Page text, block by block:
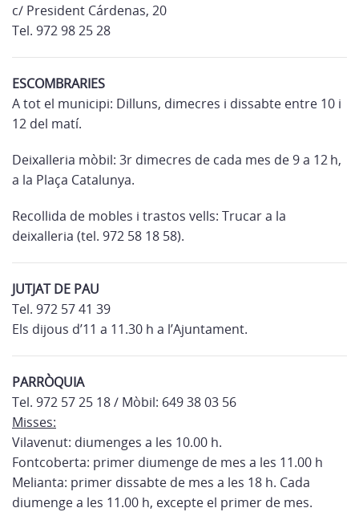
c/ President Cárdenas, 20
Tel. 972 98 25 28
ESCOMBRARIES
A tot el municipi: Dilluns, dimecres i dissabte entre 10 i
12 del matí.
Deixalleria mòbil: 3r dimecres de cada mes de 9 a 12 h,
a la Plaça Catalunya.
Recollida de mobles i trastos vells: Trucar a la
deixalleria (tel. 972 58 18 58).
JUTJAT DE PAU
Tel. 972 57 41 39
Els dijous d’11 a 11.30 h a l’Ajuntament.
PARRÒQUIA
Tel. 972 57 25 18 / Mòbil: 649 38 03 56
Misses:
Vilavenut: diumenges a les 10.00 h.
Fontcoberta: primer diumenge de mes a les 11.00 h
Melianta: primer dissabte de mes a les 18 h. Cada
diumenge a les 11.00 h, excepte el primer de mes.